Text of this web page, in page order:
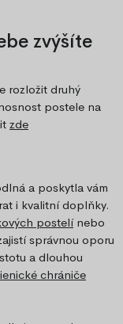
zvýšíte
rozložit druhý
postele na
zde
a poskytla vám
i kvalitní doplňky.
postelínebo
správnou oporu
a dlouhou
chrániče